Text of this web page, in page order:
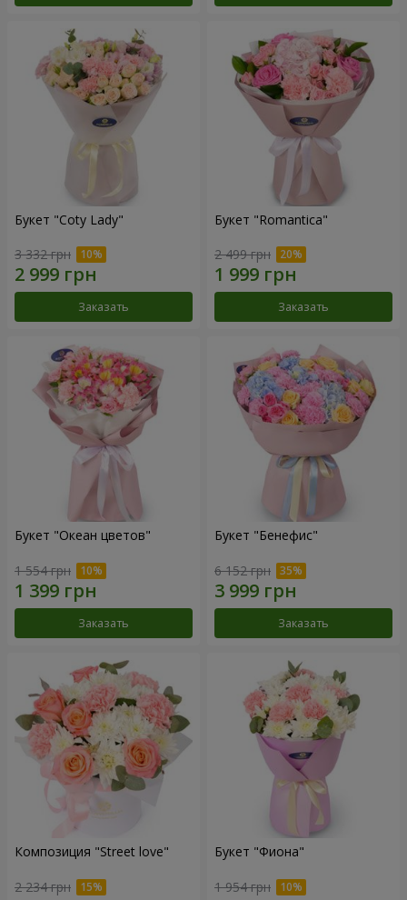
Букет "Coty Lady"
3 332 грн
Заказать
Букет "Romantica"
2 499 грн
Заказать
Букет "Океан цветов"
1 554 грн
Заказать
Букет "Бенефис"
6 152 грн
Заказать
Композиция "Street love"
2 234 грн
Букет "Фиона"
1 954 грн